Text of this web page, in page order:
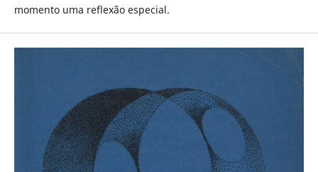
momento uma reflexão especial.